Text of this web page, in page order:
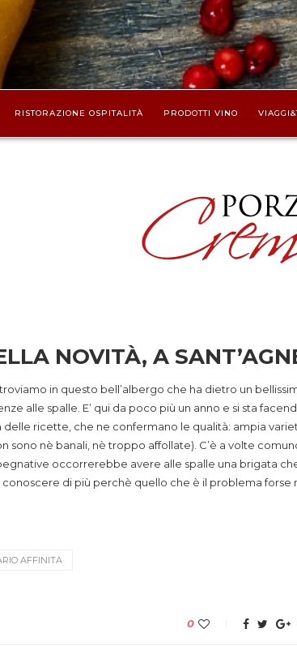
RISTORAZIONE OSPITALITÀ PRODOTTI VINO
NOVITÀ, A
in questo bell’albergo che ha dietro un
alle spalle. E’ qui da poco più un anno e si sta
delle ricette, che ne confermano le qualità: ampia
sono nè banali, nè troppo affollate). C’è a volte
occorrerebbe avere alle spalle una brigata
di più perchè quello che è il problema
AFFINITA
0